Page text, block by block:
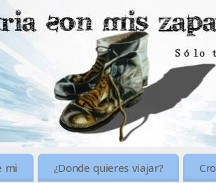
mi ¿Donde quieres viajar?